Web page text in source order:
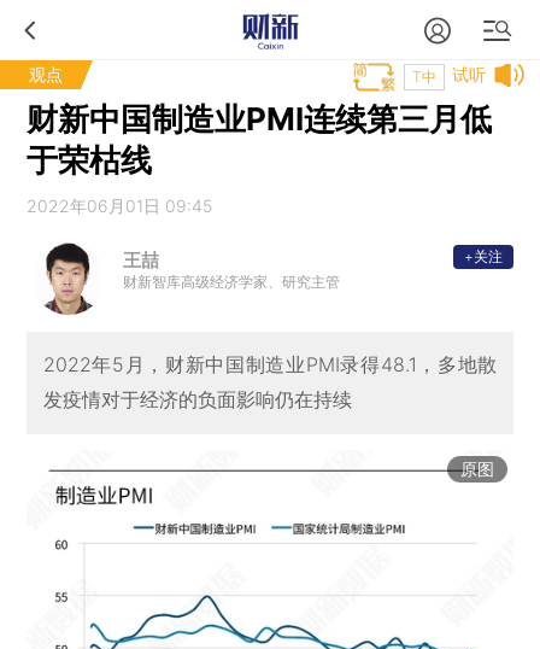
观点 试听
T中
财新中国制造业PMI连续第三月低
于荣枯线
2022年06月01日 09:45
王喆
财新智库高级经济学家、研究主管
+关注
2022年5月，财新中国制造业PMI录得48.1，多地散
发疫情对于经济的负面影响仍在持续
原图